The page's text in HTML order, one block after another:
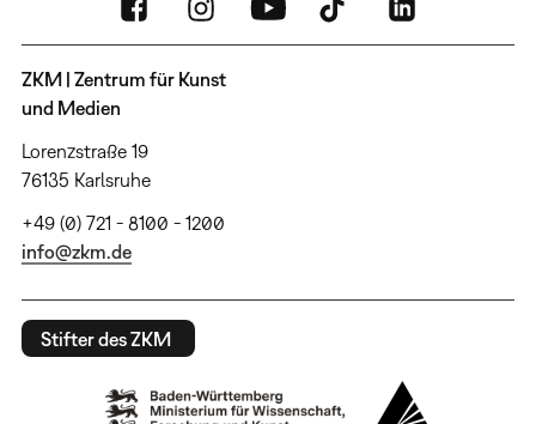
ZKM | Zentrum für Kunst
und Medien
Lorenzstraße 19
76135 Karlsruhe
+49 (0) 721 - 8100 - 1200
info@zkm.de
Stifter des ZKM